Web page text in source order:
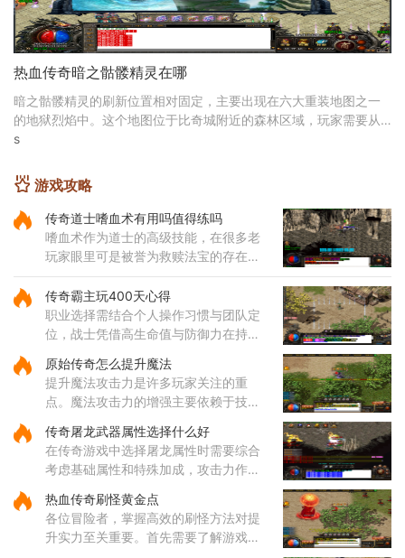
热血传奇暗之骷髅精灵在哪
暗之骷髅精灵的刷新位置相对固定，主要出现在六大重装地图之一
的地狱烈焰中。这个地图位于比奇城附近的森林区域，玩家需要从
比奇城出发，经过特定的路线才能到达。地狱烈焰地
s
游戏攻略
传奇道士嗜血术有用吗值得练吗
嗜血术作为道士的高级技能，在很多老
玩家眼里可是被誉为救赎法宝的存在。
这个技能不仅伤害可观，还带有独特的
吸血效果，能够在攻击敌人的同时为自
身恢复体力，大大提升了道士
传奇霸主玩400天心得
职业选择需结合个人操作习惯与团队定
位，战士凭借高生命值与防御力在持久
备高爆发特性，道士的召唤兽在继承元
婴属性后能显著提升战斗效率
原始传奇怎么提升魔法
提升魔法攻击力是许多玩家关注的重
点。魔法攻击力的增强主要依赖于技能
电术是一个核心输出技能，能够对远距
离目标造成高额伤害，因此在技
传奇屠龙武器属性选择什么好
在传奇游戏中选择屠龙属性时需要综合
考虑基础属性和特殊加成，攻击力作为
关注，它能有效提升玩家对战各类敌人
的效率。屠龙武器普遍具备较
热血传奇刷怪黄金点
各位冒险者，掌握高效的刷怪方法对提
升实力至关重要。首先需要了解游戏中